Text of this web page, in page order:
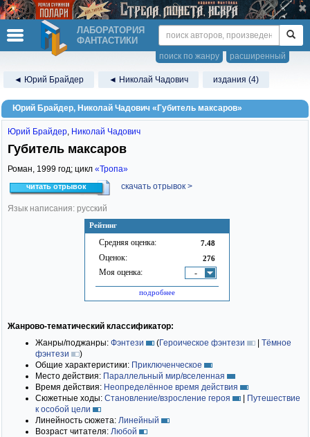
ЛАБОРАТОРИЯ
ФАНТАСТИКИ
расширенный
поиск по жанру
◄ Юрий Брайдер ◄ Николай Чадович издания (4)
Юрий Брайдер, Николай Чадович «Губитель максаров»
Рейтинг
Средняя оценка: 7.48
Оценок: 276
Моя оценка: -
подробнее
Юрий Брайдер, Николай Чадович
Губитель максаров
Роман, 1999 год; цикл «Тропа»
читать отрывок скачать отрывок >
Язык написания: русский
Жанрово-тематический классификатор:
Жанры/поджанры: Фэнтези (Героическое фэнтези | Тёмное
фэнтези
)
Общие характеристики: Приключенческое
Место действия: Параллельный мир/вселенная
Время действия: Неопределённое время действия
Сюжетные ходы: Становление/взросление героя | Путешествие
к особой цели
Линейность сюжета: Линейный
Возраст читателя: Любой